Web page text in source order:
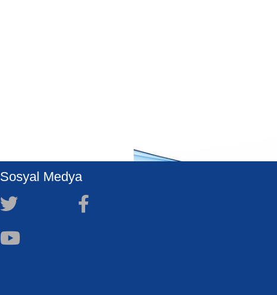
Sosyal Medya